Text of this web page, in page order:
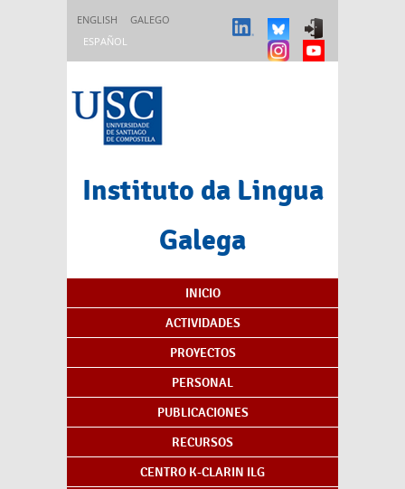
ENGLISH
GALEGO
ESPAÑOL
Instituto da Lingua
Galega
Índice de contenidos
INICIO
ACTIVIDADES
PROYECTOS
PERSONAL
PUBLICACIONES
RECURSOS
CENTRO K-CLARIN ILG